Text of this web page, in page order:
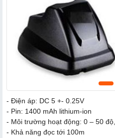
- Điện áp: DC 5 +- 0.25V
- Pin: 1400 mAh lithium-ion
- Môi trường hoạt động: 0 – 50
- Khả năng đọc tới 100m